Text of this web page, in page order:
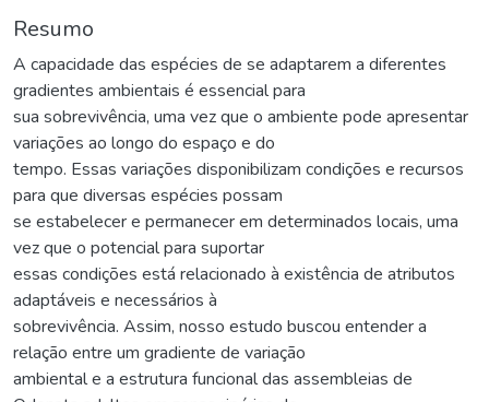
Resumo
A capacidade das espécies de se adaptarem a diferentes
gradientes ambientais é essencial para
sua sobrevivência, uma vez que o ambiente pode apresentar
variações ao longo do espaço e do
tempo. Essas variações disponibilizam condições e recursos
para que diversas espécies possam
se estabelecer e permanecer em determinados locais, uma
vez que o potencial para suportar
essas condições está relacionado à existência de atributos
adaptáveis e necessários à
sobrevivência. Assim, nosso estudo buscou entender a
relação entre um gradiente de variação
ambiental e a estrutura funcional das assembleias de